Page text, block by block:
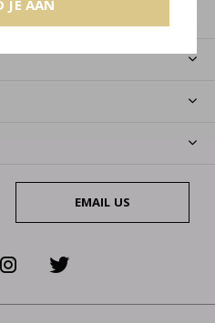
JE AAN
EMAIL US